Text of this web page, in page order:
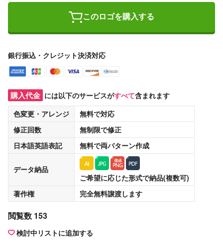
このロゴを購入する
銀行振込・クレジット決済対応
購入代金 には以下のサービスがすべて含まれます
色変更・アレンジ
無料で対応
修正回数
無制限で修正
日本語英語表記
無料で両パターン作成
データ納品
ご希望に応じた形式で納品(複数可)
著作権
完全無料譲渡します
閲覧数 153
検討中リストに追加する